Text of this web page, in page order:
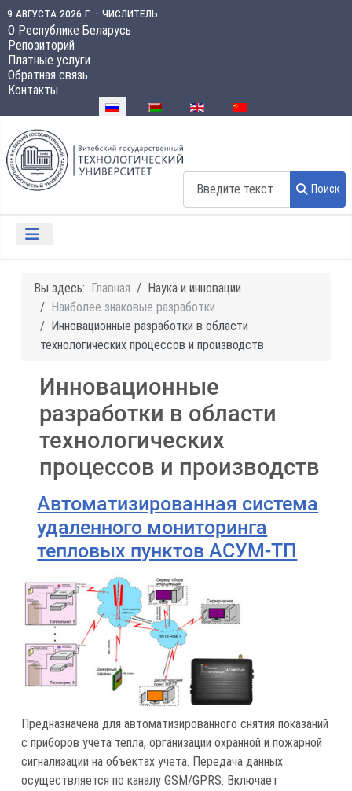
9 августа 2026 г. - числитель
О Республике Беларусь
Репозиторий
Платные услуги
Обратная связь
Контакты
Выберите язык
Поиск
Вы здесь: Главная
Наука и инновации
Наиболее знаковые разработки
Инновационные разработки в области
технологических процессов и производств
Инновационные
разработки в области
технологических
процессов и производств
Автоматизированная система
удаленного мониторинга
тепловых пунктов АСУМ-ТП
Предназначена для автоматизированного снятия показаний
с приборов учета тепла, организации охранной и пожарной
сигнализации на объектах учета. Передача данных
осуществляется по каналу GSM/GPRS. Включает